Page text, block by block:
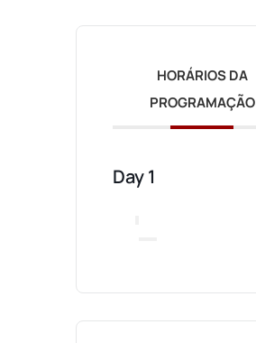
HORÁRIOS DA
PROGRAMAÇÃO
Day 1